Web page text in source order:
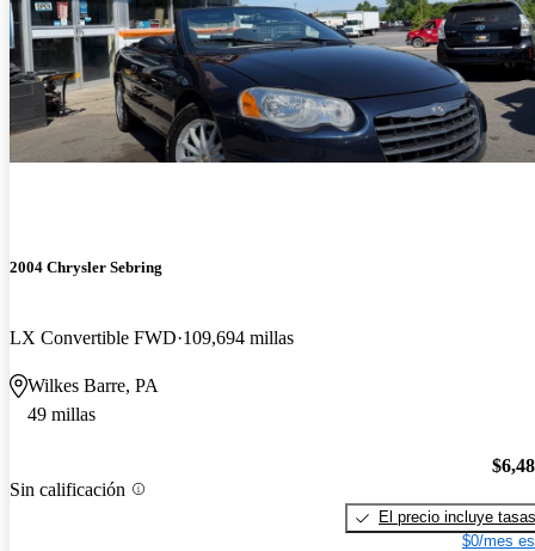
2004 Chrysler Sebring
LX Convertible FWD 109,694 millas
Wilkes Barre, PA
49 millas
Sin calificación
El precio incluye tasas
$0/mes